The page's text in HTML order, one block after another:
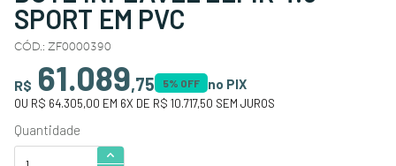
SPORT EM PVC
CÓD.: ZF0000390
R$ 61.089,75 5% OFF no PIX
OU R$ 64.305,00 EM 6X DE R$ 10.717,50 SEM JUROS